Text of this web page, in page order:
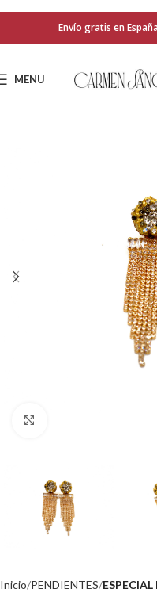
Envío gratis en
MENU
Inicio PENDIENTES